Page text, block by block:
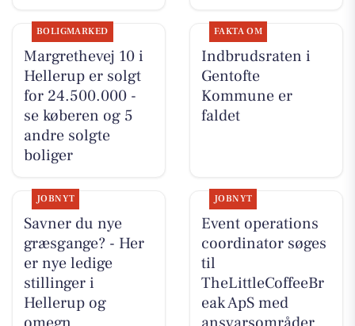
BOLIGMARKED
Margrethevej 10 i
Hellerup er solgt
for 24.500.000 -
se køberen og 5
andre solgte
boliger
FAKTA OM
Indbrudsraten i
Gentofte
Kommune er
faldet
JOBNYT
Savner du nye
græsgange? - Her
er nye ledige
stillinger i
Hellerup og
JOBNYT
Event operations
coordinator søges
til
TheLittleCoffeeBr
eak ApS med